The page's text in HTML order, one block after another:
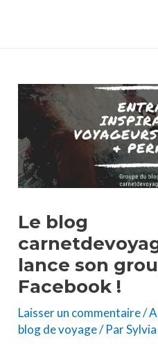
Le blog
lance son
Facebook !
Laisser un commentaire/
blog de voyage/ ParSylvia